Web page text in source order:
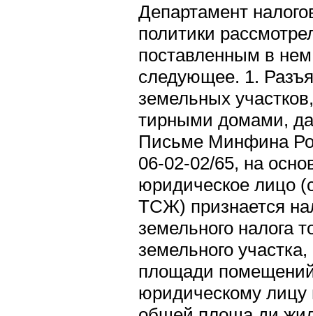
Департамент
политики
поставленным в
следующее. 1.
земельных
тирными домами,
Письме Минфина
06-02-02/65, на
юридическое лицо
ТСЖ) признается
земельного налога
земельного
площади
юридическому лицу